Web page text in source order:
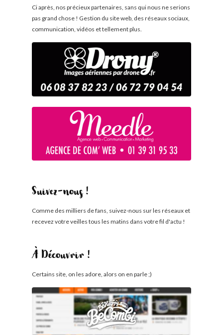
Ci après, nos précieux partenaires, sans qui nous ne serions
pas grand chose ! Gestion du site web, des réseaux sociaux,
communication, vidéos et tellement plus.
Suivez-nous !
Comme des milliers de fans, suivez-nous sur les réseaux et
recevez votre veilles tous les matins dans votre fil d'actu !
À Découvrir !
Certains site, on les adore, alors on en parle ;)